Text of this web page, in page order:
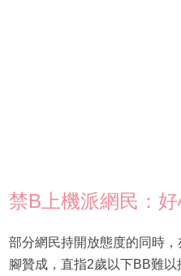
禁B上機派網民：好
部分網民持開放態度的同時
腳贊成，直指2歲以下BB難